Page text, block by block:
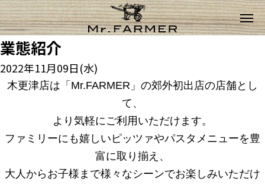
業態紹介
2022年11月09日(水)
木更津店は「Mr.FARMER」の郊外初出店の店舗とし
て、
より気軽にご利用いただけます。
ファミリーにも嬉しいピッツァやパスタメニューを豊
富に取り揃え 、
大人からお子様まで様々なシーンでお楽しみいただけ